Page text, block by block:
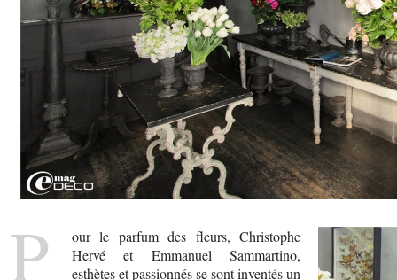
P
our le parfum des fleurs, Christophe
Hervé et Emmanuel Sammartino,
esthètes et passionnés se sont inventés un